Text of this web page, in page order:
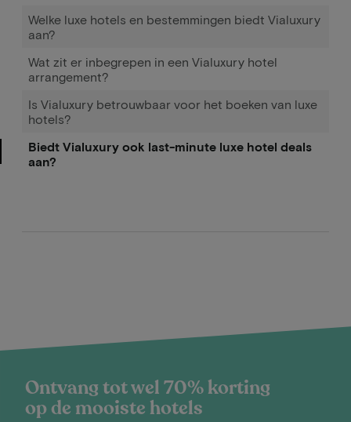
Welke luxe hotels en bestemmingen biedt Vialuxury
aan?
Wat zit er inbegrepen in een Vialuxury hotel
arrangement?
Is Vialuxury betrouwbaar voor het boeken van luxe
hotels?
Biedt Vialuxury ook last-minute luxe hotel deals
aan?
Ontvang tot wel 70% korting
op de mooiste hotels